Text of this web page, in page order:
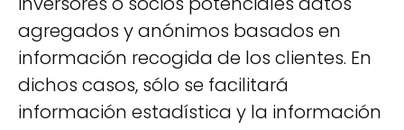
agregados y anónimos basados en
información recogida de los clientes. En
dichos casos, sólo se facilitará
información estadística y la información